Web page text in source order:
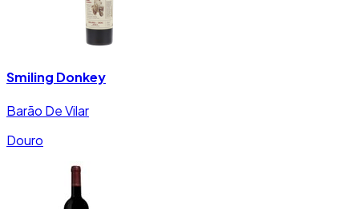
Smiling Donkey
Barão De Vilar
Douro